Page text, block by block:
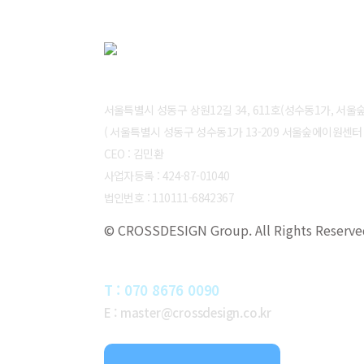
서울특별시 성동구 상원12길 34, 611호(성수동1가, 서울
( 서울특별시 성동구 성수동1가 13-209 서울숲에이원센
CEO : 김민환
사업자등록 : 424-87-01040
법인번호 : 110111-6842367
© CROSSDESIGN Group. All Rights
T : 070 8676 0090
E : master@crossdesign.co.kr